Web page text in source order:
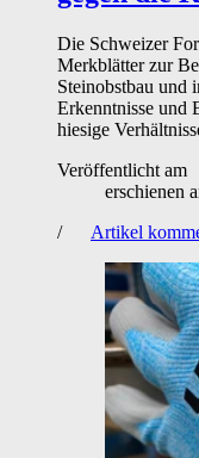
Die Schweizer
Merkblätter zur
Steinobstbau und
Erkenntnisse und
hiesige
Veröffentlicht am
erschienen
/
Artikel